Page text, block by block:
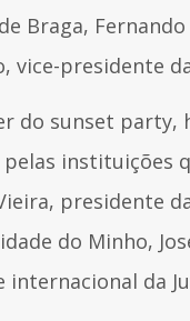
Braga,
vice-presidente
do sunset party,
pelas instituições
presidente
do Minho,
internacional da